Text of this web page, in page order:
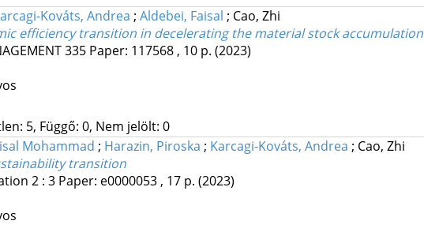
Kováts, Andrea ; Aldebei, Faisal ; Cao, Zhi
efficiency transition in decelerating the material stock accumulation
335 Paper: 117568 , 10 p. (2023)
5, Függő: 0, Nem jelölt: 0
Mohammad ; Harazin, Piroska ; Karcagi-Kováts, Andrea ; Cao, Zhi
transition
2: 3 Paper: e0000053 , 17 p. (2023)